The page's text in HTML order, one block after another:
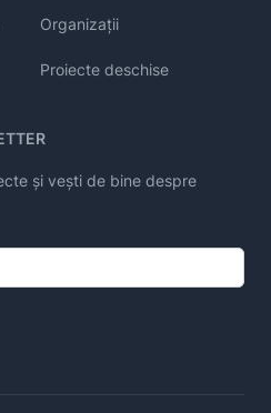
Organizații
Proiecte deschise
și vești de bine despre